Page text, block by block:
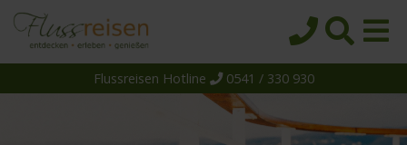
Flussreisen Hotline 0541 / 330 930